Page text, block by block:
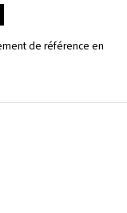
de référence en